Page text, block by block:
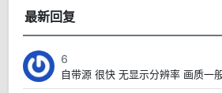
最新回复
6
自带源 很快 无显示分辨率 画质一